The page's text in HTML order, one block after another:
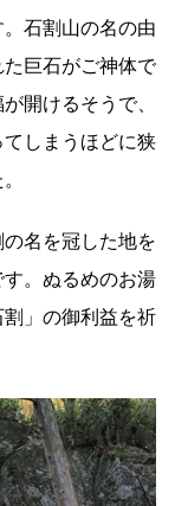
石割山の名の由
巨石がご神体で
開けるそうで、
しまうほどに狭
名を冠した地を
。ぬるめのお湯
」の御利益を祈